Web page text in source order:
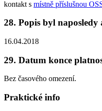
kontakt s místně příslušnou
28. Popis byl
16.04.2018
29. Datum konce
Bez časového omezení.
Praktické info